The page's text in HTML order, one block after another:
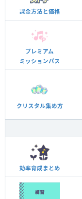
課金方法と価格
プレミアム
ミッションパス
クリスタル集め方
効率育成まとめ